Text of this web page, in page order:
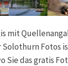
mit
Fotos
Sie das gratis